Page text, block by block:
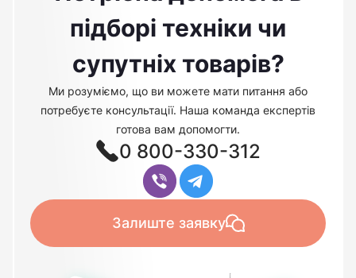
підборі техніки чи
супутніх товарів?
Ми розуміємо, що ви можете мати питання або
потребуєте консультації. Наша команда експертів
готова вам допомогти.
0 800-330-312
Залиште заявку